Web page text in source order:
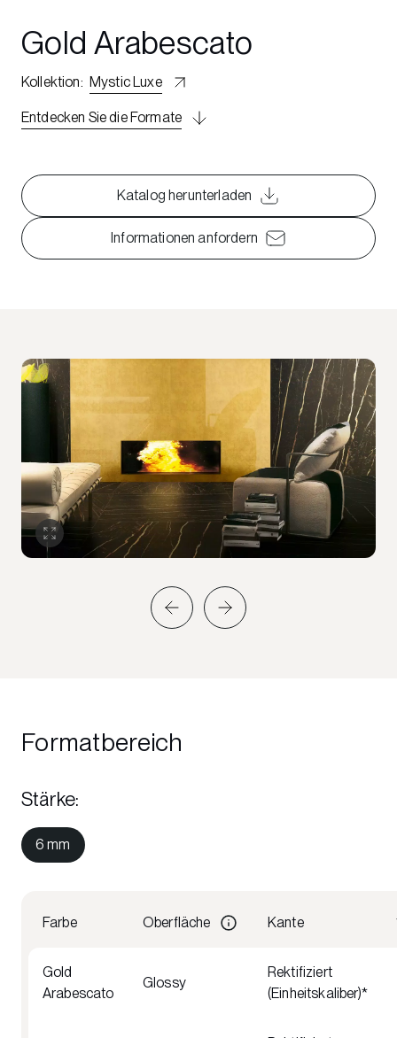
Gold Arabescato
Kollektion: Mystic Luxe
Entdecken Sie die Formate
Katalog herunterladen
Informationen anfordern
Formatbereich
Stärke:
6 mm
Farbe Oberfläche Kante
Gold
Arabescato
Glossy
Rektifiziert
(Einheitskaliber)*